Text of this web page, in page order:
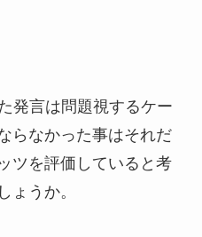
発言は問題視するケー
らなかった事はそれだ
ツを評価していると考
ょうか。